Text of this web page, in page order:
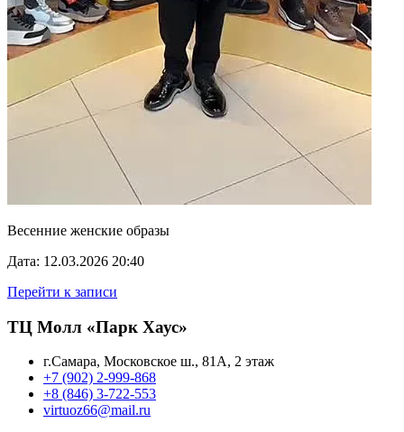
Весенние женские образы
Дата: 12.03.2026 20:40
Перейти к записи
ТЦ Молл «Парк Хаус»
г.Самара, Московское ш., 81А, 2 этаж
+7 (902) 2-999-868
+8 (846) 3-722-553
virtuoz66@mail.ru